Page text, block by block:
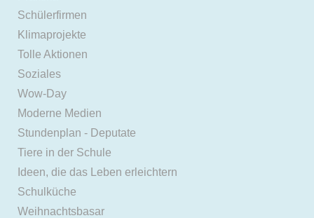
Schülerfirmen
Klimaprojekte
Tolle Aktionen
Soziales
Wow-Day
Moderne Medien
Stundenplan - Deputate
Tiere in der Schule
Ideen, die das Leben erleichtern
Schulküche
Weihnachtsbasar